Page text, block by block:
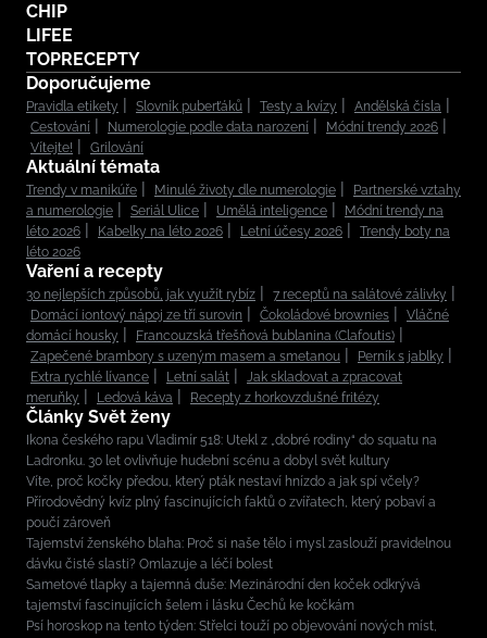
CHIP
LIFEE
TOPRECEPTY
Doporučujeme
Pravidla etikety Slovník puberťáků Testy a kvízy
Andělská čísla
Cestování
Numerologie podle data narození
Módní trendy 2026
Vítejte!
Grilování
Aktuální témata
Trendy v manikúře Minulé životy dle numerologie
Partnerské vztahy
a numerologie
Seriál Ulice Umělá inteligence
Módní trendy na
léto 2026
Kabelky na léto 2026 Letní účesy 2026
Trendy boty na
léto 2026
Vaření a recepty
30 nejlepších způsobů, jak využít rybíz
7 receptů na salátové zálivky
Domácí iontový nápoj ze tří surovin
Čokoládové brownies
Vláčné
domácí housky
Francouzská třešňová bublanina (Clafoutis)
Zapečené brambory s uzeným masem a smetanou
Perník s jablky
Extra rychlé lívance
Letní salát
Jak skladovat a zpracovat
meruňky
Ledová káva Recepty z horkovzdušné fritézy
Články Svět ženy
Ikona českého rapu Vladimír 518: Utekl z „dobré rodiny“ do squatu na
Ladronku. 30 let ovlivňuje hudební scénu a dobyl svět kultury
Víte, proč kočky předou, který pták nestaví hnízdo a jak spí včely?
Přírodovědný kvíz plný fascinujících faktů o zvířatech, který pobaví a
poučí zároveň
Tajemství ženského blaha: Proč si naše tělo i mysl zaslouží pravidelnou
dávku čisté slasti? Omlazuje a léčí bolest
Sametové tlapky a tajemná duše: Mezinárodní den koček odkrývá
tajemství fascinujících šelem i lásku Čechů ke kočkám
Psí horoskop na tento týden: Střelci touží po objevování nových míst,